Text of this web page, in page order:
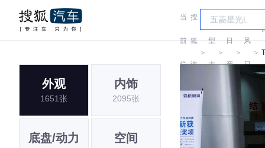
当
前
位
搜
狐
汽
＞
车
型
大
＞
日
产
＞
东
风
日
产
＞
外观
1651张
内饰
2095张
底盘/动力 空间